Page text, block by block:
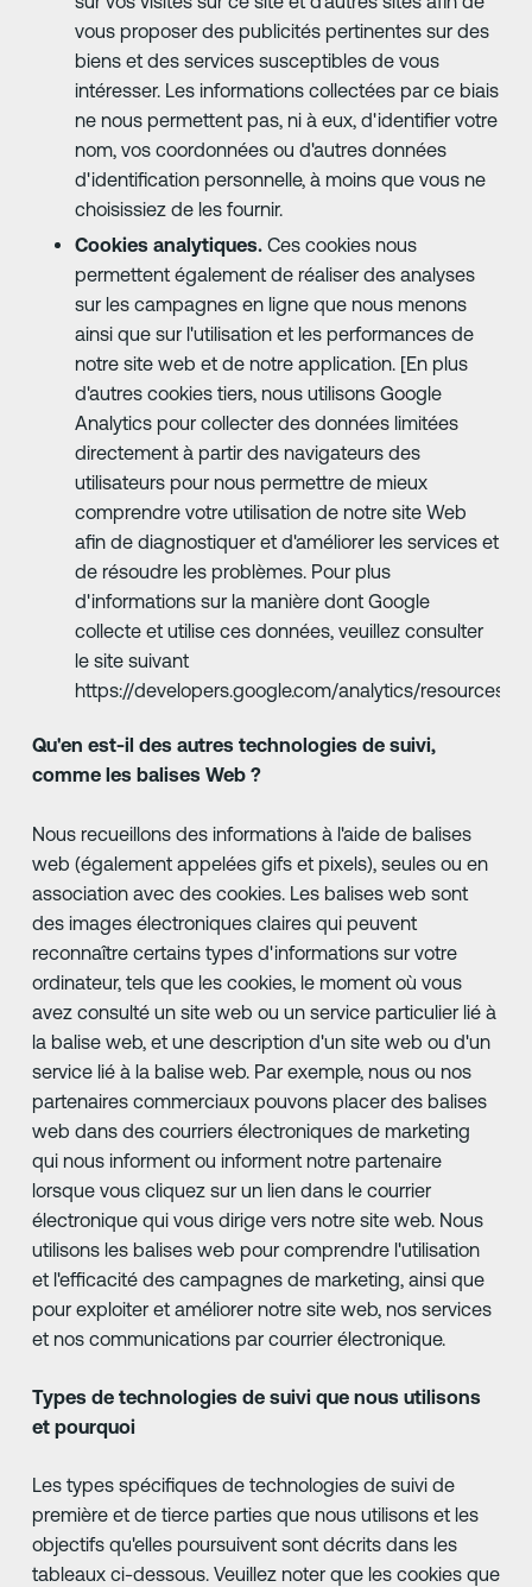
vous proposer des publicités pertinentes sur des
biens et des services susceptibles de vous
intéresser. Les informations collectées par ce biais
ne nous permettent pas, ni à eux, d'identifier votre
nom, vos coordonnées ou d'autres données
d'identification personnelle, à moins que vous ne
choisissiez de les fournir.
Cookies analytiques.Ces cookies nous
permettent également de réaliser des analyses
sur les campagnes en ligne que nous menons
ainsi que sur l'utilisation et les performances de
notre site web et de notre application. [En plus
d'autres cookies tiers, nous utilisons Google
Analytics pour collecter des données limitées
directement à partir des navigateurs des
utilisateurs pour nous permettre de mieux
comprendre votre utilisation de notre site Web
afin de diagnostiquer et d'améliorer les services et
de résoudre les problèmes. Pour plus
d'informations sur la manière dont Google
collecte et utilise ces données, veuillez consulter
le site suivant
https://developers.google.com/analytics/resources/
Qu'en est-il des autres technologies de suivi,
comme les balises Web ?
Nous recueillons des informations à l'aide de balises
web (également appelées gifs et pixels), seules ou en
association avec des cookies. Les balises web sont
des images électroniques claires qui peuvent
reconnaître certains types d'informations sur votre
ordinateur, tels que les cookies, le moment où vous
avez consulté un site web ou un service particulier lié à
la balise web, et une description d'un site web ou d'un
service lié à la balise web. Par exemple, nous ou nos
partenaires commerciaux pouvons placer des balises
web dans des courriers électroniques de marketing
qui nous informent ou informent notre partenaire
lorsque vous cliquez sur un lien dans le courrier
électronique qui vous dirige vers notre site web. Nous
utilisons les balises web pour comprendre l'utilisation
et l'efficacité des campagnes de marketing, ainsi que
pour exploiter et améliorer notre site web, nos services
et nos communications par courrier électronique.
Types de technologies de suivi que nous utilisons
et pourquoi
Les types spécifiques de technologies de suivi de
première et de tierce parties que nous utilisons et les
objectifs qu'elles poursuivent sont décrits dans les
tableaux ci-dessous. Veuillez noter que les cookies que